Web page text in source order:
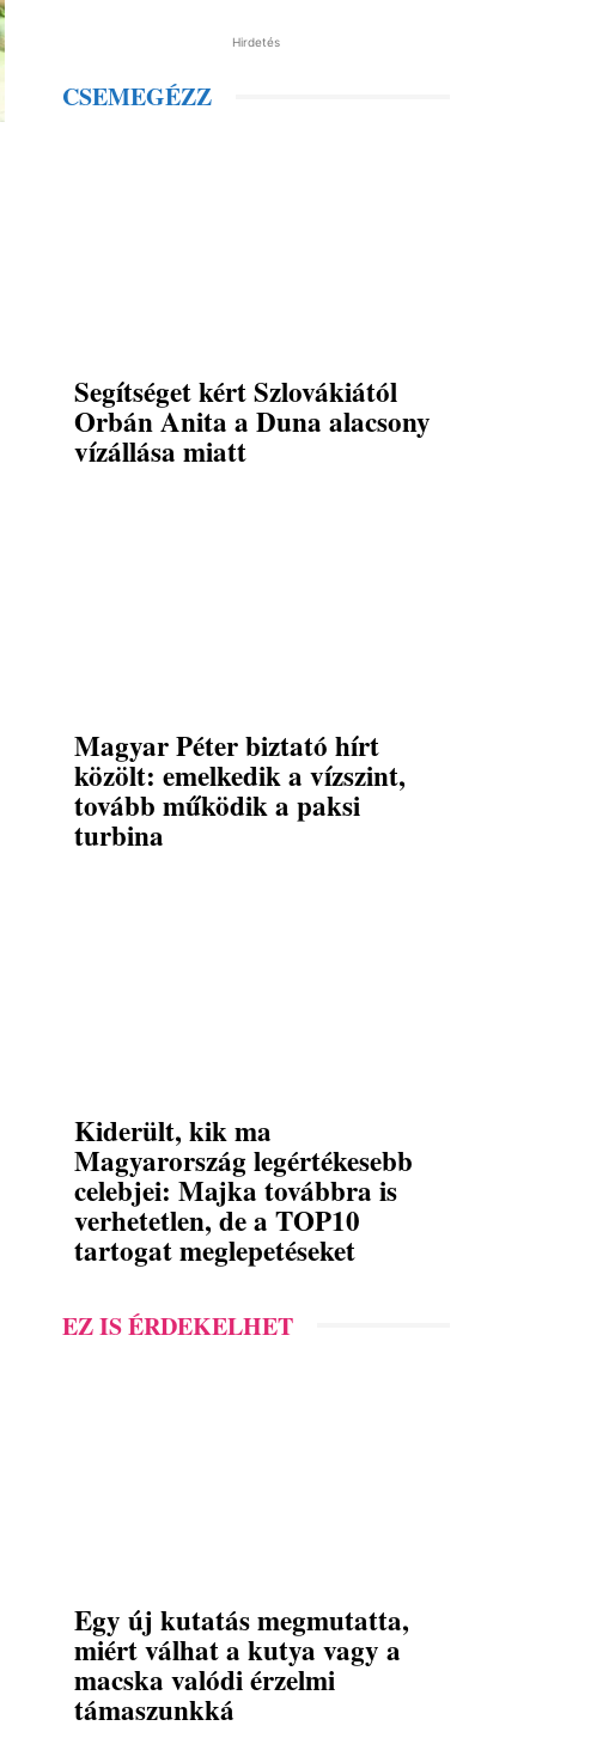
Hirdetés
CSEMEGÉZZ
Segítséget kért Szlovákiától
Orbán Anita a Duna alacsony
vízállása miatt
Magyar Péter biztató hírt
közölt: emelkedik a vízszint,
tovább működik a paksi
turbina
Kiderült, kik ma
Magyarország legértékesebb
celebjei: Majka továbbra is
verhetetlen, de a TOP10
tartogat meglepetéseket
EZ IS ÉRDEKELHET
Egy új kutatás megmutatta,
miért válhat a kutya vagy a
macska valódi érzelmi
támaszunkká